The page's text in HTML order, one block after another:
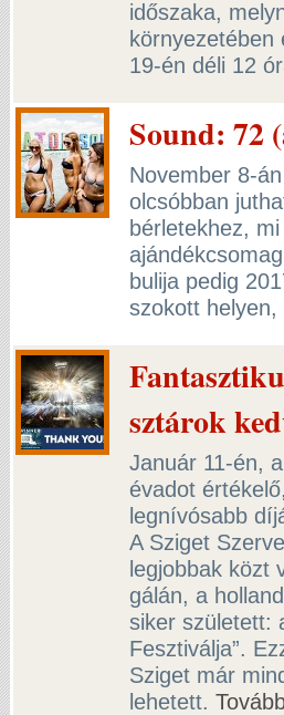
időszaka,
környezetében
19-én déli 12
Sound: 72
November 8-
olcsóbban
bérletekhez,
bulija pedig
szokott
sztárok
Január 11-én,
évadot
legnívósabb
A Sziget
legjobbak közt
gálán, a
siker született:
Fesztiválja”.
Sziget már
lehetett.